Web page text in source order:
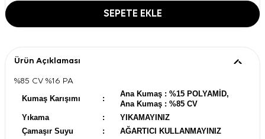
SEPETE EKLE
Ürün Açıklaması
%85 CV %16 PA
Kumaş Karışımı
:
Ana Kumaş : %15 POLYAMİD,
Ana Kumaş : %85 CV
Yıkama
:
YIKAMAYINIZ
Çamaşır Suyu
: AĞARTICI KULLANMAYINIZ